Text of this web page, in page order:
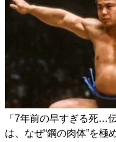
「7年前の早すぎる死…
は、なぜ“鋼の肉体”を極